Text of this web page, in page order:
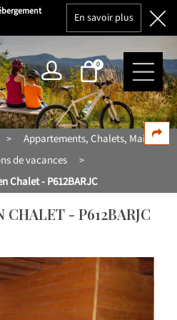
En savoir plus
0
> Appartements, Chalets, Maisons
de vacances >
Chalet - P612BARJC
CHALET - P612BARJC